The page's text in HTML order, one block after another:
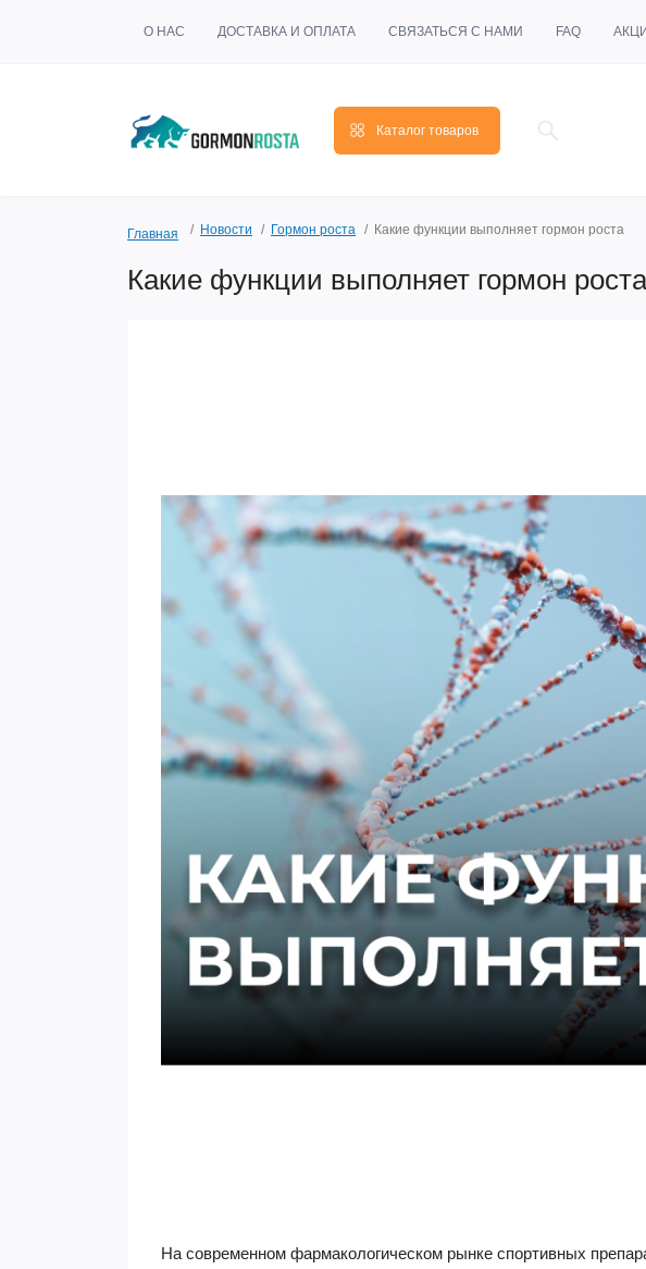
О НАС ДОСТАВКА И ОПЛАТА СВЯЗАТЬСЯ С НАМИ FAQ
Каталог товаров
Главная Новости Гормон роста Какие функции выполняет гормон роста
Какие функции выполняет гормон роста
На современном фармакологическом рынке спортивных